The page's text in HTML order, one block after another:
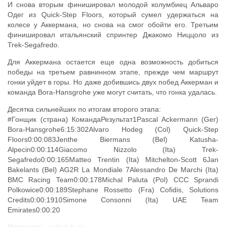
И снова вторым финишировал молодой колумбиец Альваро
Одег из Quick-Step Floors, который сумел удержаться на
колесе у Аккермана, но снова на смог обойти его. Третьим
финишировал итальянский спринтер Джакомо Ниццоло из
Trek-Segafredo.
Для Аккермана остается еще одна возможность добиться
победы на третьем равнинном этапе, прежде чем маршрут
гонки уйдет в горы. Но даже добившись двух побед Аккерман и
команда Bora-Hansgrohe уже могут считать, что гонка удалась.
Десятка сильнейших по итогам второго этапа:
#Гонщик (страна) КомандаРезультат1Pascal Ackermann (Ger)
Bora-Hansgrohe6:15:302Alvaro Hodeg (Col) Quick-Step
Floors0:00:083Jenthe Biermans (Bel) Katusha-
Alpecin0:00:114Giacomo Nizzolo (Ita) Trek-
Segafredo0:00:165Matteo Trentin (Ita) Mitchelton-Scott 6Jan
Bakelants (Bel) AG2R La Mondiale 7Alessandro De Marchi (Ita)
BMC Racing Team0:00:178Michal Paluta (Pol) CCC Sprandi
Polkowice0:00:189Stephane Rossetto (Fra) Cofidis, Solutions
Credits0:00:1910Simone Consonni (Ita) UAE Team
Emirates0:00:20